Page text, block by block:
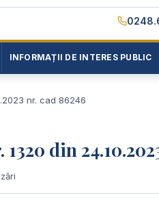
INFORMAȚII DE INTERES PUBLIC
nr. cad 86246
din